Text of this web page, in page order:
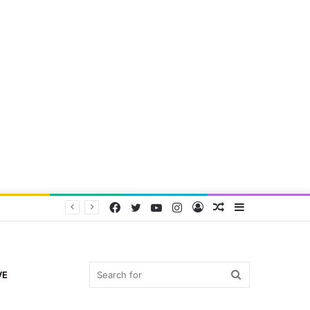
Random
Log
Instagram
YouTube
Twitter
Facebook